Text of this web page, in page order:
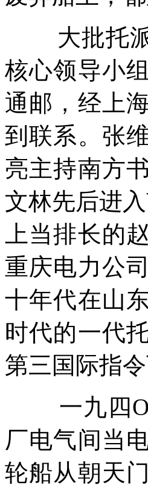
大批托
核心领导小
通邮，经上
到联系。张
亮主持南方
文林先后进
上当排长的
重庆电力公
十年代在山
时代的一代
第三国际指
一九四O
厂电气间当
轮船从朝天